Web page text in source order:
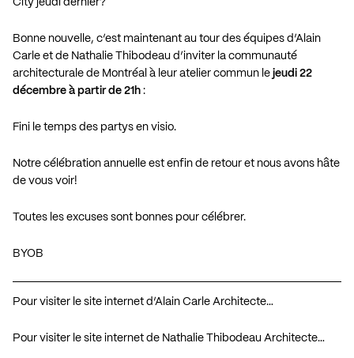
Bonne nouvelle, c’est maintenant au tour des équipes d’Alain
Carle et de Nathalie Thibodeau d’inviter la communauté
architecturale de Montréal à leur atelier commun le jeudi 22
décembre à partir de 21h :
Fini le temps des partys en visio.
Notre célébration annuelle est enfin de retour et nous avons hâte
de vous voir!
Toutes les excuses sont bonnes pour célébrer.
BYOB
Pour visiter le site internet d’Alain Carle Architecte…
Pour visiter le site internet de Nathalie Thibodeau Architecte…